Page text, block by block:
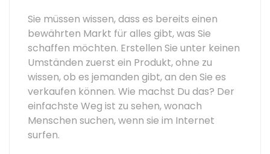
Sie müssen wissen, dass es bereits einen
bewährten Markt für alles gibt, was Sie
schaffen möchten. Erstellen Sie unter keinen
Umständen zuerst ein Produkt, ohne zu
wissen, ob es jemanden gibt, an den Sie es
verkaufen können. Wie machst Du das? Der
einfachste Weg ist zu sehen, wonach
Menschen suchen, wenn sie im Internet
surfen.